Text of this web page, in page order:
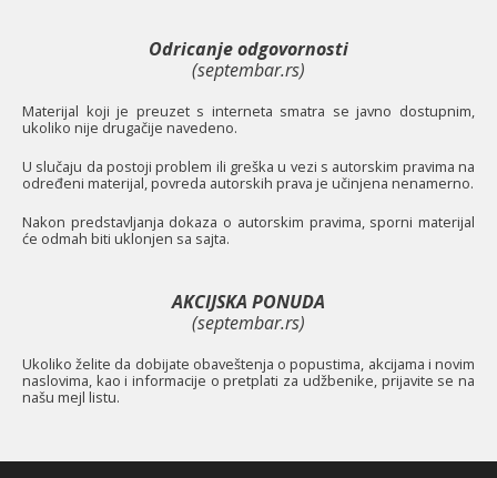
Odricanje odgovornosti
(septembar.rs)
Materijal koji je preuzet s interneta smatra se javno dostupnim,
ukoliko nije drugačije navedeno.
U slučaju da postoji problem ili greška u vezi s autorskim pravima na
određeni materijal, povreda autorskih prava je učinjena nenamerno.
Nakon predstavljanja dokaza o autorskim pravima, sporni materijal
će odmah biti uklonjen sa sajta.
AKCIJSKA PONUDA
(septembar.rs)
Ukoliko želite da dobijate obaveštenja o popustima, akcijama i novim
naslovima, kao i informacije o pretplati za udžbenike, prijavite se na
našu mejl listu.